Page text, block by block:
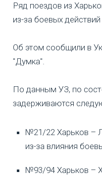
Ряд поездов из
из-за боевых
Об этом сообщили в
"Думка".
По данным УЗ, по
задерживаются
№21/22 Харьков –
из-за влияния
№93/94 Харьков –